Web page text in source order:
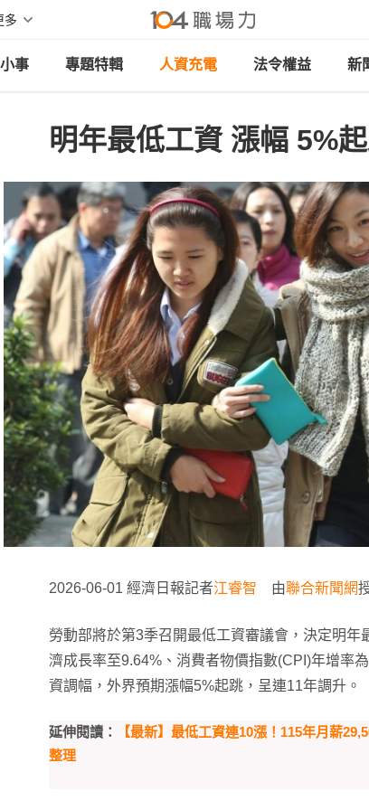
多
事 專題特輯 人資充電 法令權益 新
明年最低工資 漲幅 5%
2026-06-01 經濟日報記者江睿智 由聯合新聞網
勞動部將於第3季召開最低工資審議會，決定明
濟成長率至9.64%、消費者物價指數(CPI)年增率
資調幅，外界預期漲幅5%起跳，呈連11年調升。
延伸閱讀：
【最新】最低工資連10漲！115年月薪
整理